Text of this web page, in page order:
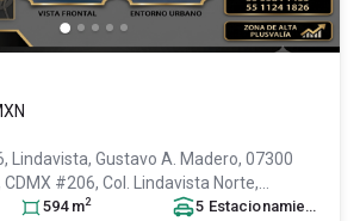
Lindavista, Gustavo A. Madero, 07300
#206, Col. Lindavista Norte,
, DF / CDMX , C.P. 07300, ID:
594 m2 5 Estacionamiento